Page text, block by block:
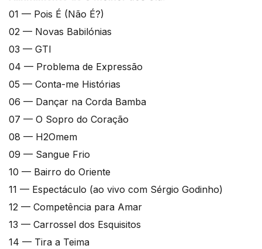
01 — Pois É (Não É?)
02 — Novas Babilónias
03 — GTI
04 — Problema de Expressão
05 — Conta-me Histórias
06 — Dançar na Corda Bamba
07 — O Sopro do Coração
08 — H2Omem
09 — Sangue Frio
10 — Bairro do Oriente
11 — Espectáculo (ao vivo com Sérgio Godinho)
12 — Competência para Amar
13 — Carrossel dos Esquisitos
14 — Tira a Teima